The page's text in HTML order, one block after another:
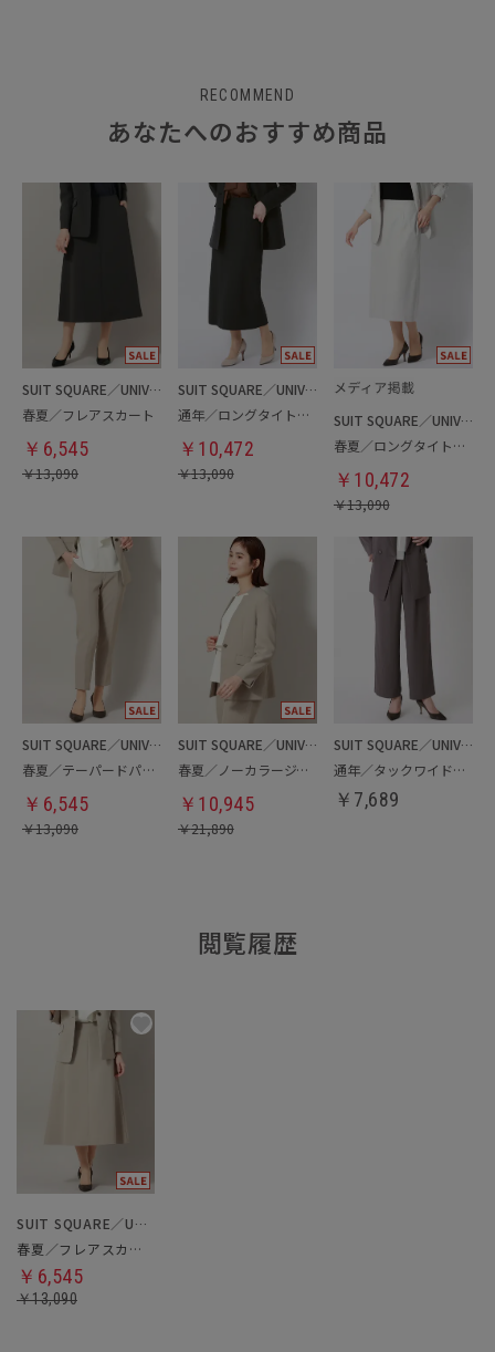
RECOMMEND
あなたへのおすすめ商品
SUIT SQUARE／UNIVERSAL LANGUAGE／WHITE
春夏／フレアスカート
￥ 6,545
￥13,090
SUIT SQUARE／UNIVERSAL LANGUAGE／WHITE
通年／ロングタイトスカート
￥ 10,472
￥13,090
SUIT SQUARE／UNIVERSAL LANGUAGE／WHITE
春夏／ロングタイトスカート
￥ 10,472
￥13,090
SUIT SQUARE／UNIVERSAL LANGUAGE／WHITE
春夏／テーパードパンツ
￥ 6,545
￥13,090
SUIT SQUARE／UNIVERSAL LANGUAGE／WHITE
春夏／ノーカラージャケット
￥ 10,945
￥21,890
SUIT SQUARE／UNIVERSAL LANGUAGE／WHITE
通年／タックワイドパンツ
￥ 7,689
閲覧履歴
SUIT SQUARE／UNIVERSAL LANGUAGE／WHITE
春夏／フレアスカート
￥6,545
￥13,090